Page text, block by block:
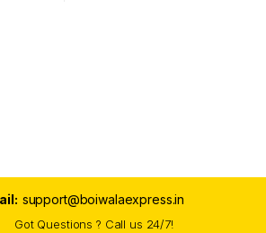
support@boiwalaexpress.in
Got Questions ? Call us 24/7!